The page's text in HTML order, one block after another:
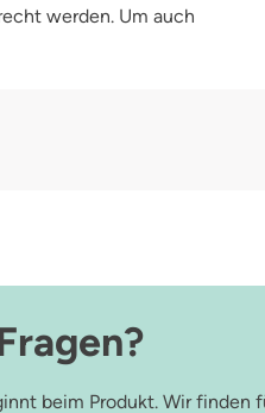
werden. Um auch
beim Produkt. Wir finden